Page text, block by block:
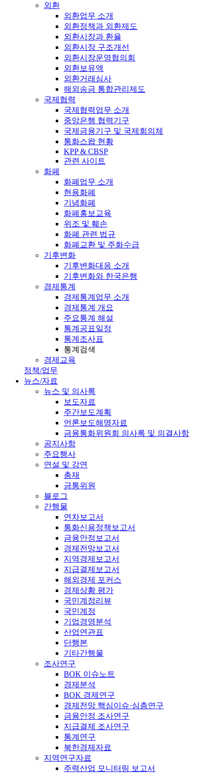
외환
외환업무 소개
외환정책과 외환제도
외환시장과 환율
외환시장 구조개선
외환시장운영협의회
외환보유액
외환거래심사
해외송금 통합관리제도
국제협력
국제협력업무 소개
중앙은행 협력기구
국제금융기구 및 국제회의체
통화스왑 현황
KPP & CBSP
관련 사이트
화폐
화폐업무 소개
현용화폐
기념화폐
화폐홍보교육
위조 및 훼손
화폐 관련 법규
화폐교환 및 주화수급
기후변화
기후변화대응 소개
기후변화와 한국은행
경제통계
경제통계업무 소개
경제통계 개요
주요통계 해설
통계공표일정
통계조사표
통계검색
경제교육
정책/업무
뉴스/자료
뉴스 및 의사록
보도자료
주간보도계획
언론보도해명자료
금융통화위원회 의사록 및 의결사항
공지사항
주요행사
연설 및 강연
총재
금통위원
블로그
간행물
연차보고서
통화신용정책보고서
금융안정보고서
경제전망보고서
지역경제보고서
지급결제보고서
해외경제 포커스
경제상황 평가
국민계정리뷰
국민계정
기업경영분석
산업연관표
단행본
기타간행물
조사연구
BOK 이슈노트
경제분석
BOK 경제연구
경제전망 핵심이슈·심층연구
금융안정 조사연구
지급결제 조사연구
통계연구
북한경제자료
지역연구자료
주력산업 모니터링 보고서